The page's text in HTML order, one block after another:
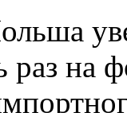
раз на